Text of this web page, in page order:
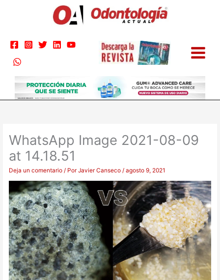
WhatsApp Image 2021-08-09
at 14.18.51
Deja un comentario / PorJavier Canseco/agosto 9, 2021